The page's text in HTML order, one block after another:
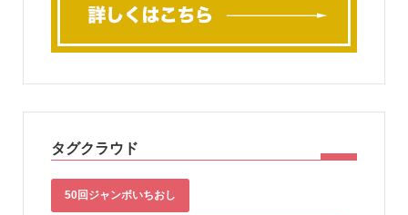
タグクラウド
50回ジャンボいちおし